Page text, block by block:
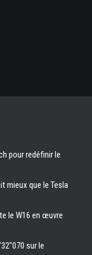
pour redéfinir le
mieux que le Tesla
le W16 en œuvre
sur le